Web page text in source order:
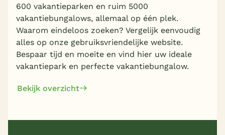
600 vakantieparken en ruim 5000
vakantiebungalows, allemaal op één plek.
Waarom eindeloos zoeken? Vergelijk eenvoudig
alles op onze gebruiksvriendelijke website.
Bespaar tijd en moeite en vind hier uw ideale
vakantiepark en perfecte vakantiebungalow.
Bekijk overzicht